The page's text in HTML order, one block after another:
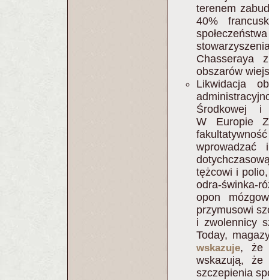
terenem
40%
Chasseraya
obszarów
Likwidacja
Środkowej i
W Europie
wprowadzać
tężcowi i
odra-świnka-
opon
przymusowi
i zwolennicy
Today,
wskazuje, że
wskazują,
szczepienia